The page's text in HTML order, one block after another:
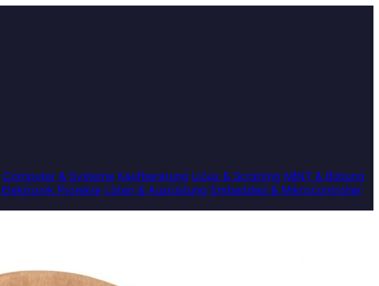
Computer & Systeme Kaufberatung Linux & Scripting MINT & Bildung
Elektronik Projekte Löten & Ausrüstung Embedded & Mikrocontroller